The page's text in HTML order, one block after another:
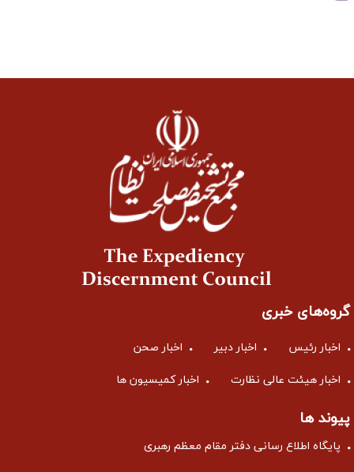
گروه‌های خبری
اخبار رئیس اخبار دبیر اخبار صحن
اخبار هیئت عالی نظارت اخبار کمیسیون ها
پیوند ها
پایگاه اطلاع رسانی دفتر مقام معظم رهبری